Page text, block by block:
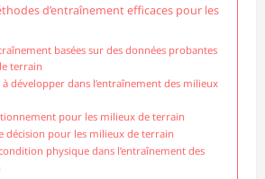
d’entraînement efficaces pour les
basées sur des données probantes
terrain
à développer dans l’entraînement des milieux
pour les milieux de terrain
décision pour les milieux de terrain
physique dans l’entraînement des